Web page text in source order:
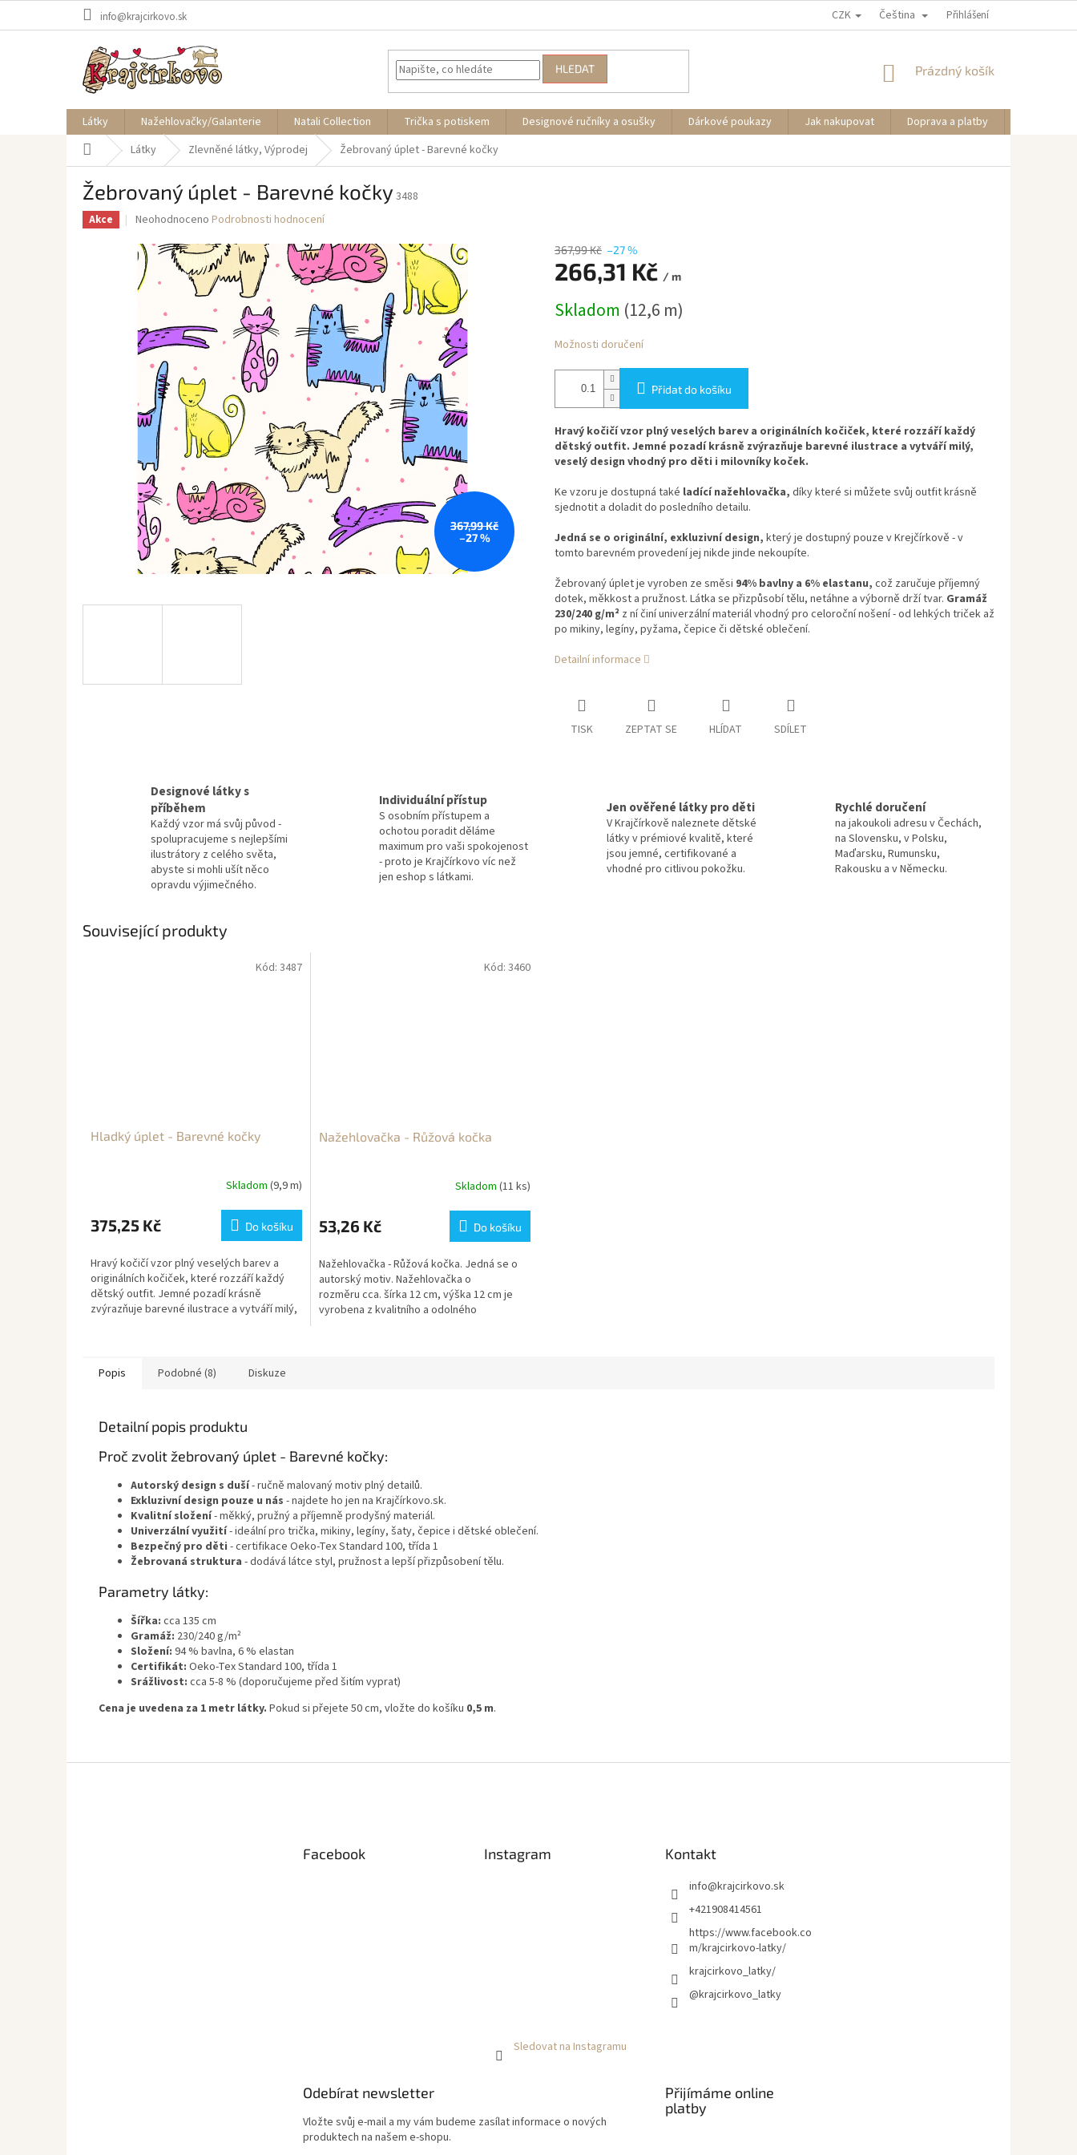
info@krajcirkovo.sk CZK Čeština Přihlášení
HLEDAT
NÁKUPNÍ
Prázdný košík
Látky Nažehlovačky/Galanterie Natali Collection Trička s potiskem Designové ručníky a osušky Dárkové poukazy Jak nakupovat Doprava a platby
Domů Látky Zlevněné látky, Výprodej Žebrovaný úplet - Barevné kočky
Žebrovaný úplet - Barevné kočky 3488
Akce
Průměrné
produktu
je
0,0
z
hvězdiček.
Neohodnoceno Podrobnosti hodnocení
367,99 Kč
–27 %
367,99 Kč –27 %
266,31 Kč / m
cena:
Skladom (12,6 m)
Možnosti doručení
Přidat do košíku
Hravý kočičí vzor plný veselých barev a originálních kočiček, které rozzáří každý
dětský outfit. Jemné pozadí krásně zvýrazňuje barevné ilustrace a vytváří milý,
veselý design vhodný pro děti i milovníky koček.
Ke vzoru je dostupná také ladící nažehlovačka, díky které si můžete svůj outfit krásně
sjednotit a doladit do posledního detailu.
Jedná se o originální, exkluzivní design, který je dostupný pouze v Krejčírkově - v
tomto barevném provedení jej nikde jinde nekoupíte.
Žebrovaný úplet je vyroben ze směsi 94% bavlny a 6% elastanu, což zaručuje příjemný
dotek, měkkost a pružnost. Látka se přizpůsobí tělu, netáhne a výborně drží tvar. Gramáž
230/240 g/m² z ní činí univerzální materiál vhodný pro celoroční nošení - od lehkých triček až
po mikiny, legíny, pyžama, čepice či dětské oblečení.
Detailní informace
TISK ZEPTAT SE HLÍDAT SDÍLET
Designové látky s
příběhem
Každý vzor má svůj původ -
spolupracujeme s nejlepšími
ilustrátory z celého světa,
abyste si mohli ušít něco
opravdu výjimečného.
Individuální přístup
S osobním přístupem a
ochotou poradit děláme
maximum pro vaši spokojenost
- proto je Krajčírkovo víc než
jen eshop s látkami.
Jen ověřené látky pro děti
V Krajčírkově naleznete dětské
látky v prémiové kvalitě, které
jsou jemné, certifikované a
vhodné pro citlivou pokožku.
Rychlé doručení
na jakoukoli adresu v Čechách,
na Slovensku, v Polsku,
Maďarsku, Rumunsku,
Rakousku a v Německu.
Související produkty
Hladký úplet - Barevné kočky
Skladom (9,9 m)
375,25 Kč Do košíku
Hravý kočičí vzor plný veselých barev a
originálních kočiček, které rozzáří každý
dětský outfit. Jemné pozadí krásně
zvýrazňuje barevné ilustrace a vytváří milý,
Kód: 3487
Nažehlovačka - Růžová kočka
Skladom (11 ks)
53,26 Kč Do košíku
Nažehlovačka - Růžová kočka. Jedná se o
autorský motiv. Nažehlovačka o
rozměru cca. šírka 12 cm, výška 12 cm je
vyrobena z kvalitního a odolného
Kód: 3460
Popis Podobné (8) Diskuze
Detailní popis produktu
Proč zvolit žebrovaný úplet - Barevné kočky:
Autorský design s duší- ručně malovaný motiv plný detailů.
Exkluzivní design pouze u nás - najdete ho jen na Krajčírkovo.sk.
Kvalitní složení- měkký, pružný a příjemně prodyšný materiál.
Univerzální využití- ideální pro trička, mikiny, legíny, šaty, čepice i dětské oblečení.
Bezpečný pro děti - certifikace Oeko-Tex Standard 100, třída 1
Žebrovaná struktura - dodává látce styl, pružnost a lepší přizpůsobení tělu.
Parametry látky:
Šířka: cca 135 cm
Gramáž: 230/240 g/m²
Složení: 94 % bavlna, 6 % elastan
Certifikát: Oeko-Tex Standard 100, třída 1
Srážlivost: cca 5-8 % (doporučujeme před šitím vyprat)
Cena je uvedena za 1 metr látky. Pokud si přejete 50 cm, vložte do košíku 0,5 m.
Facebook Instagram
Sledovat na Instagramu
Kontakt
info@krajcirkovo.sk
+421908414561
https://www.facebook.co
m/krajcirkovo-latky/
krajcirkovo_latky/
@krajcirkovo_latky
Odebírat newsletter
Vložte svůj e-mail a my vám budeme zasílat informace o nových
produktech na našem e-shopu.
Přijímáme online
platby